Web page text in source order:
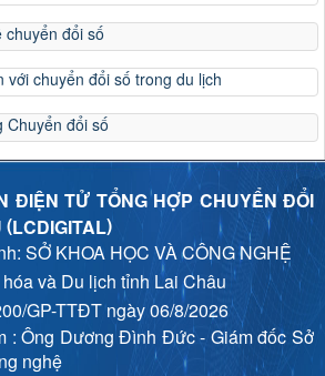
chuyển đổi số
với chuyển đổi số trong du lịch
Chuyển đổi số
ĐIỆN TỬ TỔNG HỢP CHUYỂN ĐỔI
(LCDIGITAL)
SỞ KHOA HỌC VÀ CÔNG NGHỆ
và Du lịch tỉnh Lai Châu
GP-TTĐT ngày 06/8/2026
: Ông Dương Đình Đức - Giám đốc Sở
nghệ